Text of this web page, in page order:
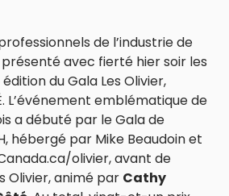
de l’industrie de
présenté avec fierté hier soir les
du Gala Les Olivier,
L’événement emblématique de
a débuté par le Gala de
hébergé par Mike Beaudoin et
olivier, avant de
Olivier, animé par Cathy